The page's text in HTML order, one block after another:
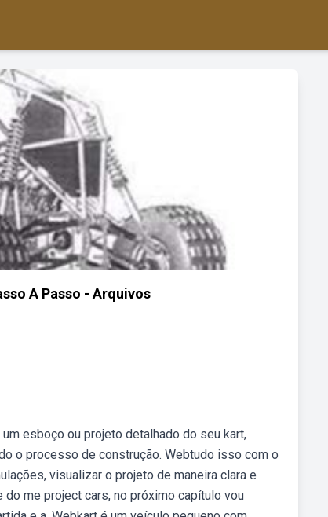
A Passo - Arquivos
esboço ou projeto detalhado do seu kart,
o processo de construção. Webtudo isso com o
visualizar o projeto de maneira clara e
me project cars, no próximo capítulo vou